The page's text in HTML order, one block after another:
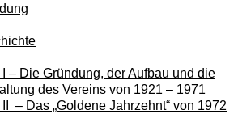
I – Die Gründung, der Aufbau und die
des Vereins von 1921 – 1971
II – Das „Goldene Jahrzehnt“ von 1972